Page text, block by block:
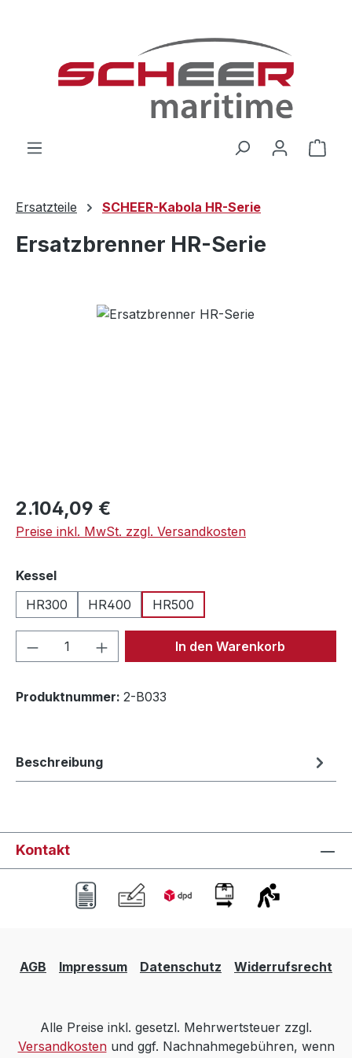
Ersatzteile SCHEER-Kabola HR-Serie
Ersatzbrenner HR-Serie
Bildergalerie überspringen
Regulärer Preis:
2.104,09 €
Preise inkl. MwSt. zzgl. Versandkosten
Kesselauswählen
HR300
HR400 HR500
Produkt Anzahl: Gib denIn den Warenkorb
Produktnummer: 2-B033
Beschreibung
Kontakt
AGB Impressum Datenschutz Widerrufsrecht
Alle Preise inkl. gesetzl. Mehrwertsteuer zzgl.
Versandkostenund ggf. Nachnahmegebühren, wenn